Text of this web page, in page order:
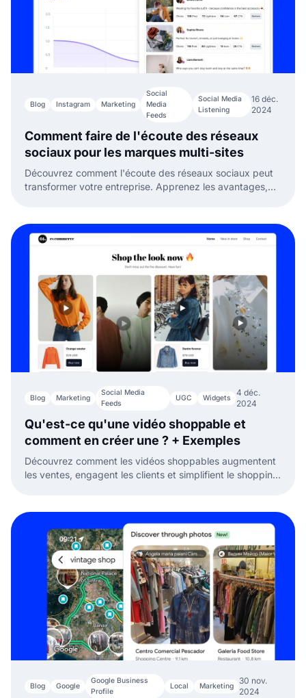
Blog Instagram Marketing
Social
Media
Feeds
Social Media
Listening
16 déc.
2024
Comment faire de l'écoute des réseaux
sociaux pour les marques multi-sites
Découvrez comment l'écoute des réseaux sociaux peut
transformer votre entreprise. Apprenez les avantages,
Blog Marketing
Social Media
Feeds
UGC Widgets
4 déc.
2024
Qu'est-ce qu'une vidéo shoppable et
comment en créer une ? + Exemples
Découvrez comment les vidéos shoppables augmentent
les ventes, engagent les clients et simplifient le shopping.
Blog Google
Google Business
Profile
Local Marketing
30 nov.
2024